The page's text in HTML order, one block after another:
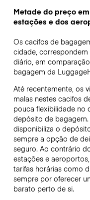
Metade do preço
estações e dos
Os cacifos de
cidade,
diário, em
bagagem da
Até recentemente, os
malas nestes cacifos
pouca flexibilidade no
depósito de
disponibiliza o
sempre a opção de
seguro. Ao contrário
estações e
tarifas horárias como
sempre por oferecer
barato perto de si.